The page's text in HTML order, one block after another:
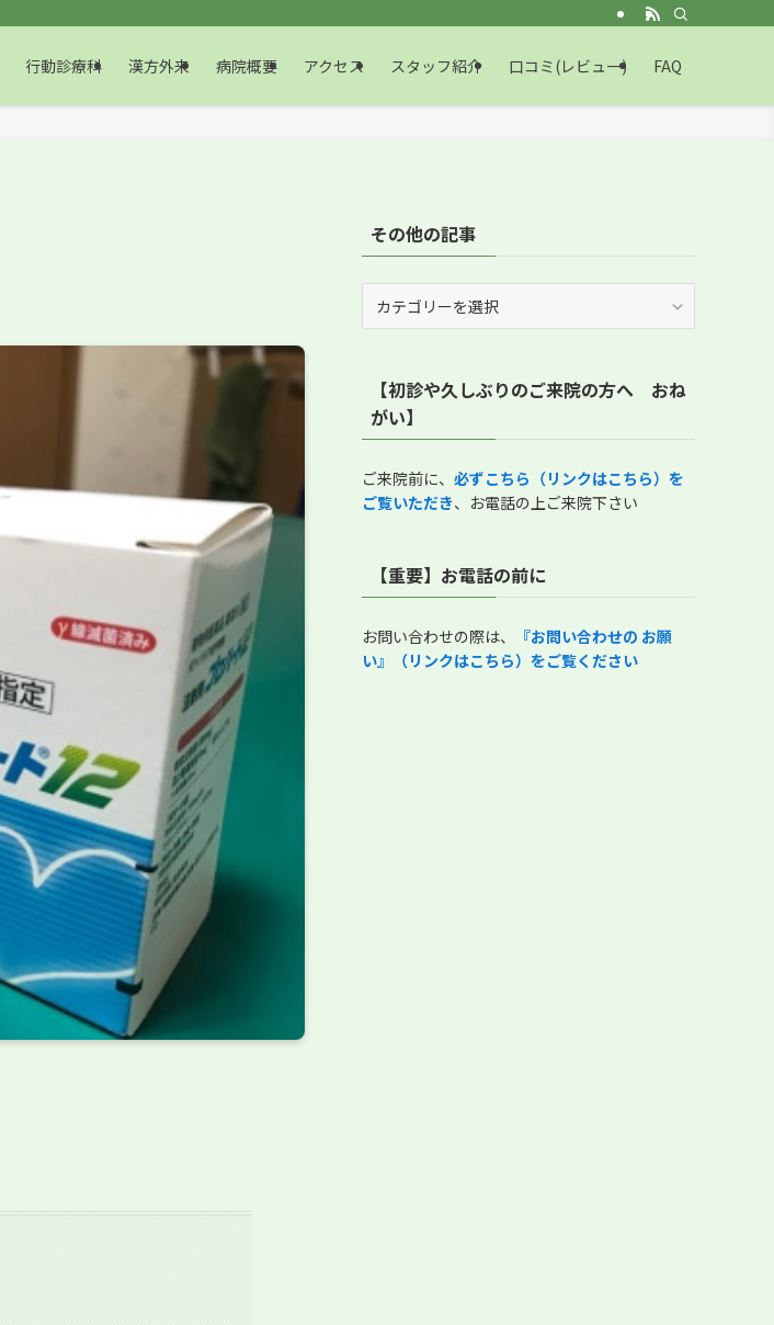
行動診療科 漢方外来 病院概要 アクセス スタッフ紹介 口コミ(レビュー) FAQ
その他の記事
事
【初診や久しぶりのご来院の方へ おね
がい】
ご来院前に、 必ずこちら（リンクはこちら）を
ご覧いただき、お電話の上ご来院下さい
【重要】お電話の前に
お問い合わせの際は、 『お問い合わせの お願
い』（リンクはこちら）をご覧ください